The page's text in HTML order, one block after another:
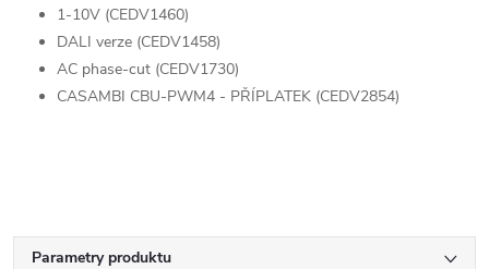
1-10V (CEDV1460)
DALI verze (CEDV1458)
AC phase-cut (CEDV1730)
CASAMBI CBU-PWM4 - PŘÍPLATEK (CEDV2854)
Parametry produktu